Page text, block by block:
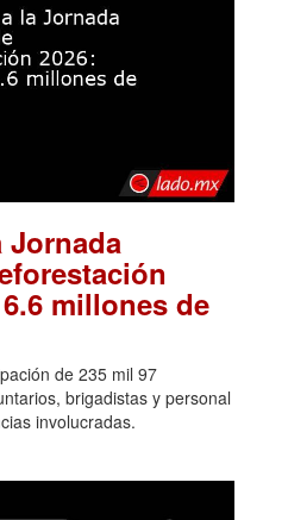
Jornada
millones de
de 235 mil 97
brigadistas y personal
involucradas.